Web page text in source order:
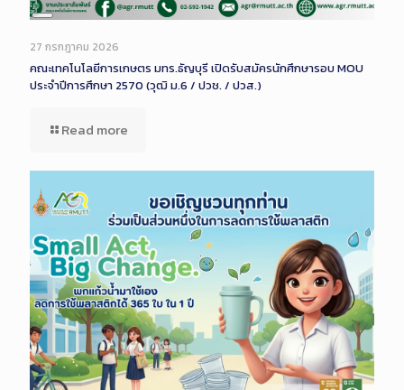
Long
Description
27 กรกฎาคม 2026
คณะเทคโนโลยีการเกษตร มทร.ธัญบุรี เปิดรับสมัครนักศึกษารอบ MOU
ประจำปีการศึกษา 2570 (วุฒิ ม.6 / ปวช. / ปวส.)
Read more